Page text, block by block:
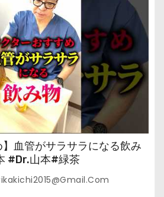
】血管がサラサラになる飲み
#Dr.山本#緑茶